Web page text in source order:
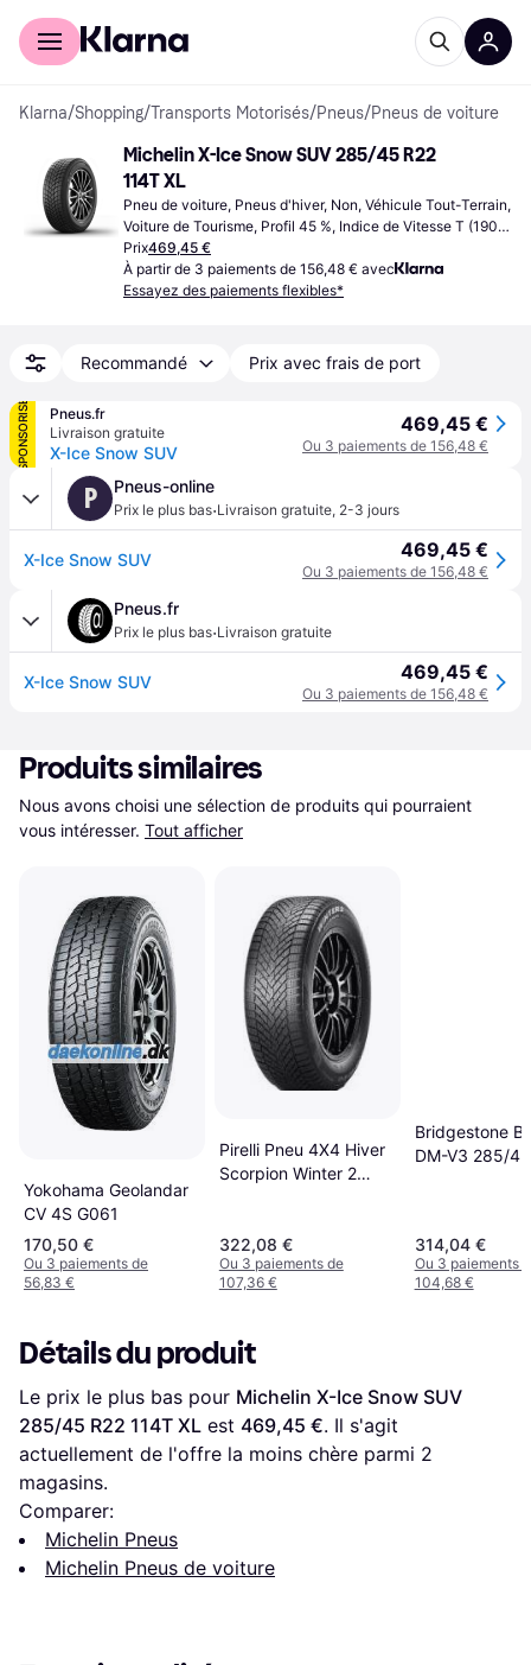
Acheter avec Klarna
Klarna/Shopping/Transports Motorisés/Pneus/Pneus de voiture
Michelin X-Ice Snow SUV 285/45 R22
114T XL
Pneu de voiture, Pneus d'hiver, Non, Véhicule Tout-Terrain,
Voiture de Tourisme, Profil 45 %, Indice de Vitesse T (190
km/h)
Prix469,45 €
À partir de 3 paiements de 156,48 € avec
Essayez des paiements flexibles*
Recommandé Prix avec frais de port
SPONSORISÉ
Pneus.fr
Livraison gratuite
X-Ice Snow SUV
469,45 €
Ou 3 paiements de 156,48 €
P Pneus-online
Prix le plus bas·Livraison gratuite, 2-3 jours
X-Ice Snow SUV 469,45 €
Ou 3 paiements de 156,48 €
Pneus.fr
Prix le plus bas·Livraison gratuite
X-Ice Snow SUV 469,45 €
Ou 3 paiements de 156,48 €
Produits similaires
Nous avons choisi une sélection de produits qui pourraient
vous intéresser. Tout afficher
Yokohama Geolandar
CV 4S G061
170,50 €
Ou 3 paiements de
56,83 €
Pirelli Pneu 4X4 Hiver
Scorpion Winter 2
322,08 €
Ou 3 paiements de
107,36 €
Bridgestone
DM-V3 285/
314,04 €
Ou 3 paiements
104,68 €
Détails du produit
Le prix le plus bas pour Michelin X-Ice Snow SUV
285/45 R22 114T XL est 469,45 €. Il s'agit
actuellement de l'offre la moins chère parmi 2
magasins.
Comparer:
Michelin Pneus
Michelin Pneus de voiture